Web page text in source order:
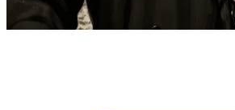
Show more